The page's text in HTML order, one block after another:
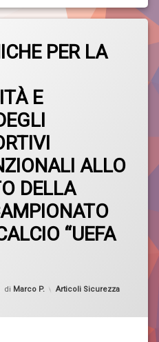
PER LA
E
ALLO
DELLA
“UEFA
Aggiornato il 15 Febbraio 2026
di Marco P. Categorie:
Articoli Sicurezza